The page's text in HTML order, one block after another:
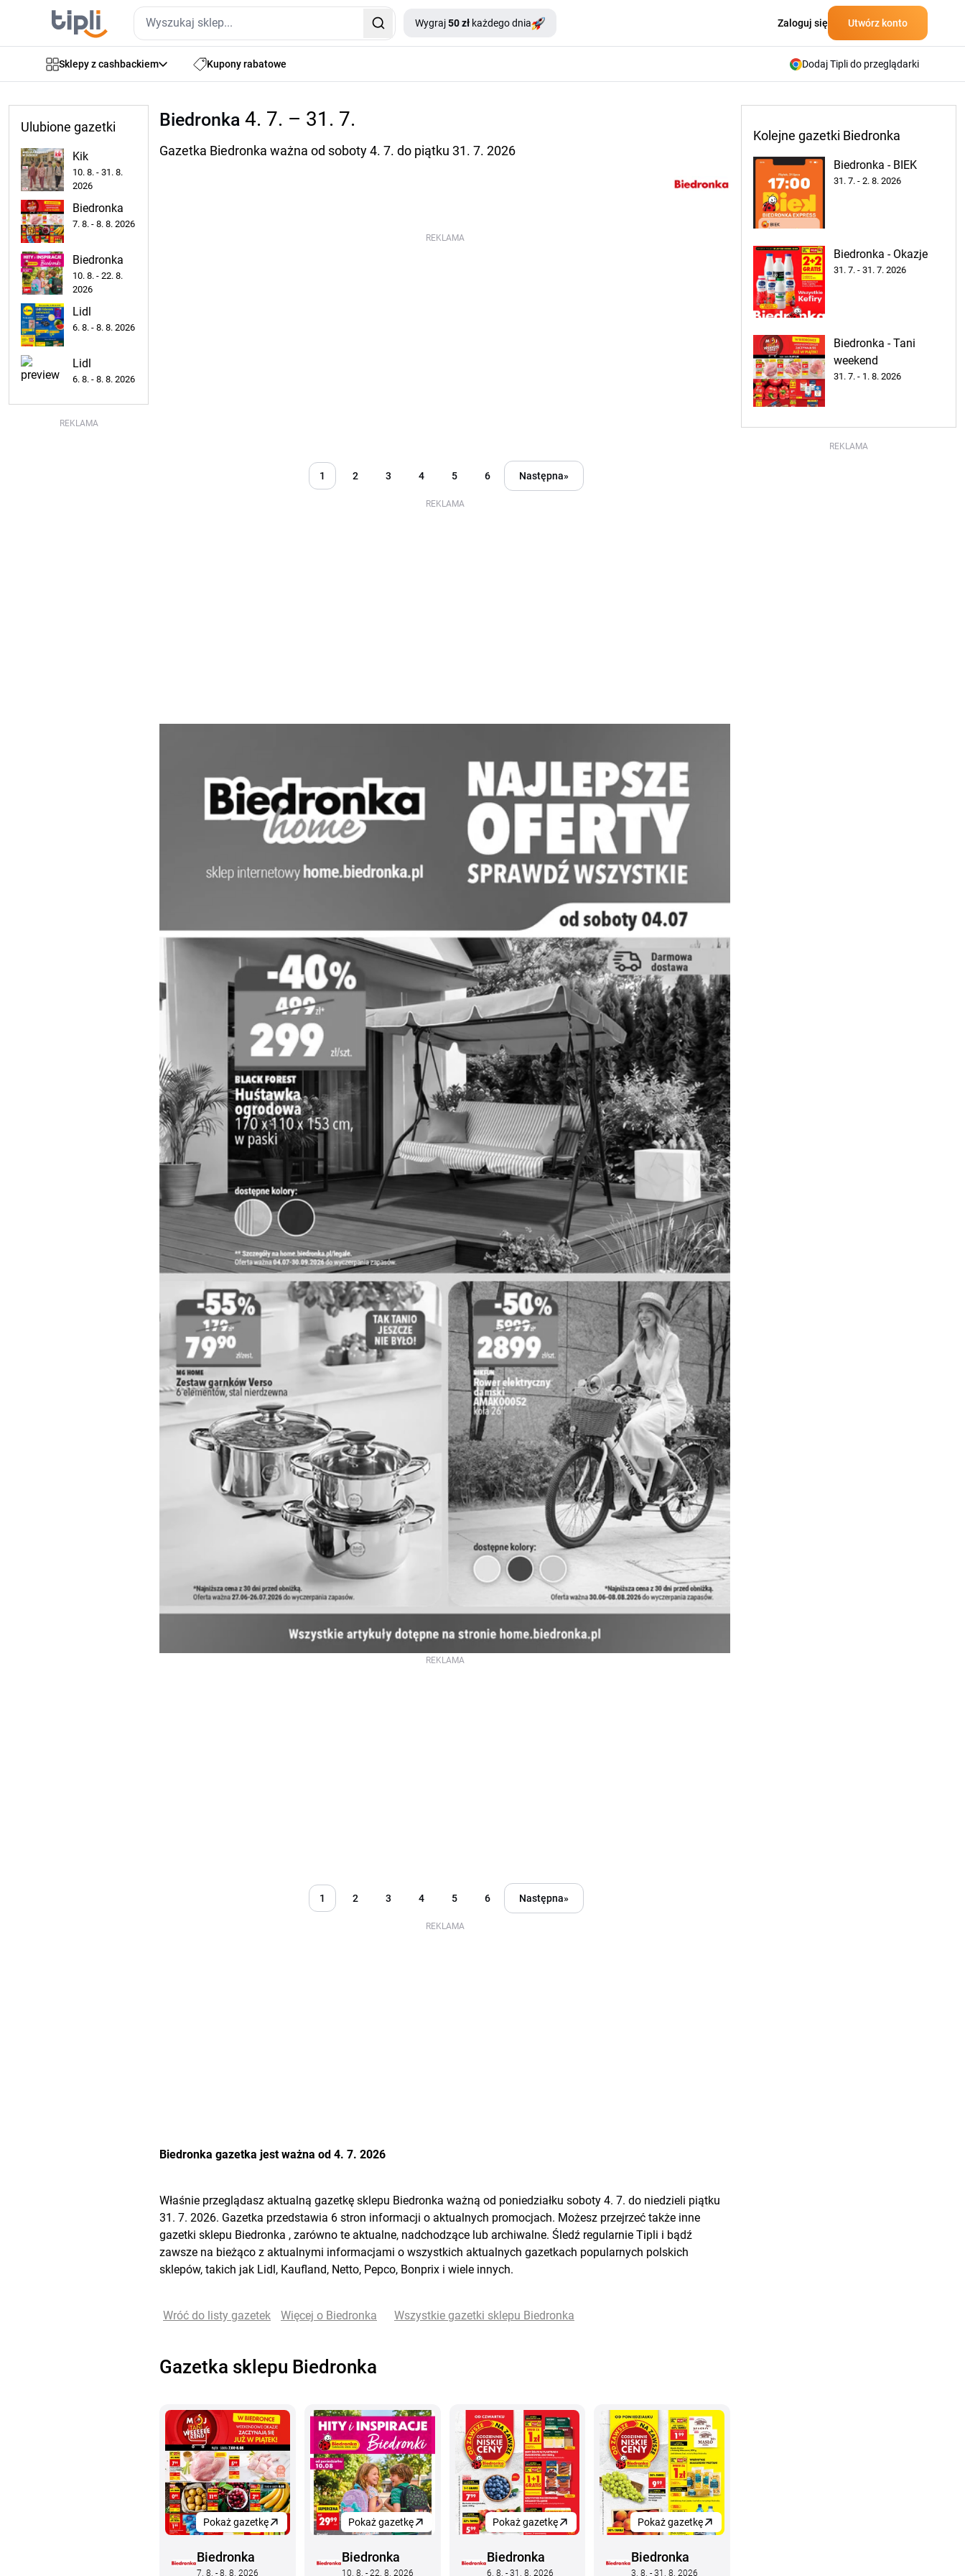
Wygraj50 zł każdego dnia Zaloguj się Utwórz konto
Sklepy z cashbackiem Kupony rabatowe Dodaj Tipli do przeglądarki
Biedronka 4. 7. – 31. 7.
Gazetka Biedronka ważna od soboty 4. 7. do piątku 31. 7. 2026
REKLAMA
1 2 3 4 5 6 Następna»
REKLAMA
REKLAMA
1 2 3 4 5 6 Następna»
REKLAMA
Biedronka gazetka jest ważna od 4. 7. 2026
Właśnie przeglądasz aktualną gazetkę sklepu Biedronka ważną od poniedziałku soboty 4. 7. do niedzieli piątku
31. 7. 2026. Gazetka przedstawia 6 stron informacji o aktualnych promocjach. Możesz przejrzeć także inne
gazetki sklepu Biedronka , zarówno te aktualne, nadchodzące lub archiwalne. Śledź regularnie Tipli i bądź
zawsze na bieżąco z aktualnymi informacjami o wszystkich aktualnych gazetkach popularnych polskich
sklepów, takich jak Lidl, Kaufland, Netto, Pepco, Bonprix i wiele innych.
Wróć do listy gazetek Więcej o Biedronka Wszystkie gazetki sklepu Biedronka
Gazetka sklepu Biedronka
Pokaż gazetkę
Biedronka
7. 8. - 8. 8. 2026
Pokaż gazetkę
Biedronka
10. 8. - 22. 8. 2026
Pokaż gazetkę
Biedronka
6. 8. - 31. 8. 2026
Pokaż gazetkę
Biedronka
3. 8. - 31. 8. 2026
Ulubione gazetki
Kik
10. 8. - 31. 8.
2026
Biedronka
7. 8. - 8. 8. 2026
Biedronka
10. 8. - 22. 8.
2026
Lidl
6. 8. - 8. 8. 2026
Lidl
6. 8. - 8. 8. 2026
REKLAMA
Kolejne gazetki Biedronka
Biedronka - BIEK
31. 7. - 2. 8. 2026
Biedronka - Okazje
31. 7. - 31. 7. 2026
Biedronka - Tani
weekend
31. 7. - 1. 8. 2026
REKLAMA